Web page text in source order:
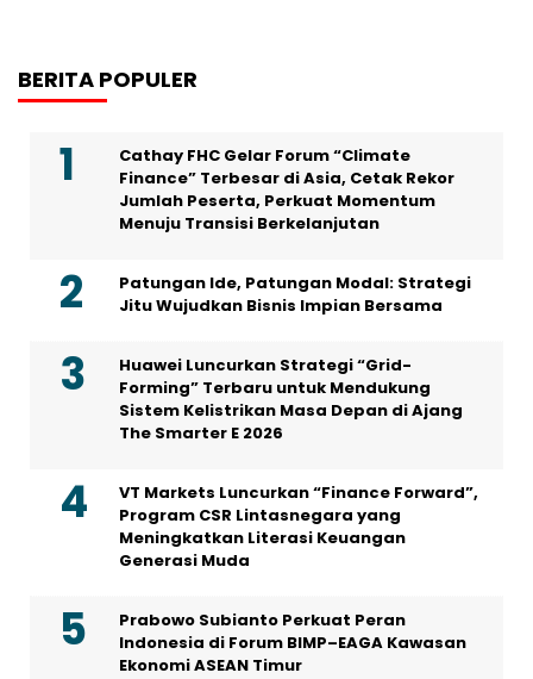
BERITA POPULER
Cathay FHC Gelar Forum “Climate
Finance” Terbesar di Asia, Cetak Rekor
Jumlah Peserta, Perkuat Momentum
Menuju Transisi Berkelanjutan
Patungan Ide, Patungan Modal: Strategi
Jitu Wujudkan Bisnis Impian Bersama
Huawei Luncurkan Strategi “Grid-
Forming” Terbaru untuk Mendukung
Sistem Kelistrikan Masa Depan di Ajang
The Smarter E 2026
VT Markets Luncurkan “Finance Forward”,
Program CSR Lintasnegara yang
Meningkatkan Literasi Keuangan
Generasi Muda
Prabowo Subianto Perkuat Peran
Indonesia di Forum BIMP–EAGA Kawasan
Ekonomi ASEAN Timur